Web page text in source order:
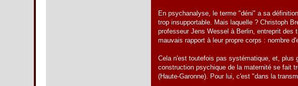
En psychanalyse, le terme "déni" a sa
trop insupportable. Mais laquelle ? Christoph
professeur Jens Wessel à Berlin, entreprit
mauvais rapport à leur propre corps : nombre
Cela n'est toutefois pas systématique, et, plus
construction psychique de la maternité se fait
(Haute-Garonne). Pour lui, c'est "dans la